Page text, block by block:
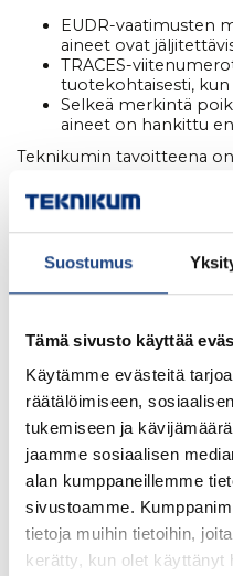
Suostumus
Tämä sivusto käyttää
Käytämme evästeitä
räätälöimiseen,
tukemiseen ja
jaamme sosiaalisen
alan kumppaneillemme
sivustoamme.
tietoja muihin tietoihin,
kerätty, kun olet käyttänyt
EUDR-vaatimusten
aineet ovat
TRACES-
tuotekohtaisesti, kun
Selkeä merkintä
aineet on hankittu
Teknikumin tavoitteena
sujuva.Toimitamme
tukemaan asiakkaan
raportointia.
Miten EUDR
Saatte meiltä
tuotteidemme
Dokumentaatio
täyden
Poikkeustuotteiden
(jos raaka-aineet on
Teknikumin
omaa EUDR-